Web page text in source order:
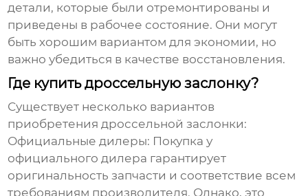
детали, которые были отремонтированы и
приведены в рабочее состояние. Они могут
быть хорошим вариантом для экономии, но
важно убедиться в качестве восстановления.
Где купить дроссельную заслонку?
Существует несколько вариантов
приобретения дроссельной заслонки:
Официальные дилеры: Покупка у
официального дилера гарантирует
оригинальность запчасти и соответствие всем
требованиям производителя. Однако, это